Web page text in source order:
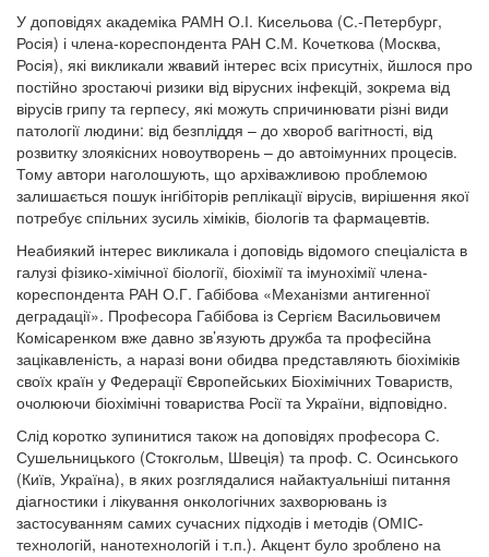
У доповідях академіка РАМН О.І. Кисельова (С.-Петербург,
Росія) і члена-кореспондента РАН С.М. Кочеткова (Москва,
Росія), які викликали жвавий інтерес всіх присутніх, йшлося про
постійно зростаючі ризики від вірусних інфекцій, зокрема від
вірусів грипу та герпесу, які можуть спричинювати різні види
патології людини: від безпліддя – до хвороб вагітності, від
розвитку злоякісних новоутворень – до автоімунних процесів.
Тому автори наголошують, що архіважливою проблемою
залишається пошук інгібіторів реплікації вірусів, вирішення якої
потребує спільних зусиль хіміків, біологів та фармацевтів.
Неабиякий інтерес викликала і доповідь відомого спеціаліста в
галузі фізико-хімічної біології, біохімії та імунохімії члена-
кореспондента РАН О.Г. Габібова «Механізми антигенної
деградації». Професора Габібова із Сергієм Васильовичем
Комісаренком вже давно зв’язують дружба та професійна
зацікавленість, а наразі вони обидва представляють біохіміків
своїх країн у Федерації Європейських Біохімічних Товариств,
очолюючи біохімічні товариства Росії та України, відповідно.
Слід коротко зупинитися також на доповідях професора С.
Сушельницького (Стокгольм, Швеція) та проф. С. Осинського
(Київ, Україна), в яких розглядалися найактуальніші питання
діагностики і лікування онкологічних захворювань із
застосуванням самих сучасних підходів і методів (ОМІС-
технологій, нанотехнологій і т.п.). Акцент було зроблено на